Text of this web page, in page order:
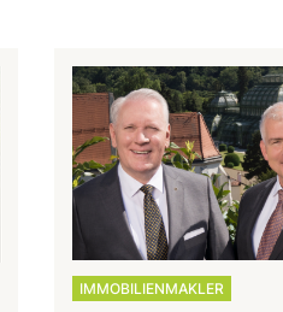
IMMOBILIENMAKLER